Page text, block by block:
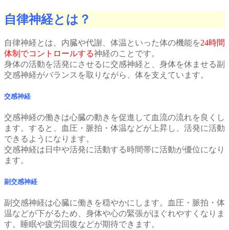
自律神経とは？
自律神経とは、内臓や代謝、体温といった体の機能を24時間
体制でコントロールする神経のことです。
身体の活動を活発にさせるに交感神経と、身体を休ませる副
交感神経がバランスを取りながら、体を支えています。
交感神経
交感神経の働きは心臓の動きを促進して血流の流れを良くし
ます。すると、血圧・脈拍・体温などが上昇し、活発に活動
できるようになります。
交感神経は日中や活発に活動する時間帯に活動が優位になり
ます。
副交感神経
副交感神経は心臓に働きを穏やかにします。血圧・脈拍・体
温などが下がるため、身体や心の緊張がほぐれやすくなりま
す。睡眠や疲労回復などが期待できます。